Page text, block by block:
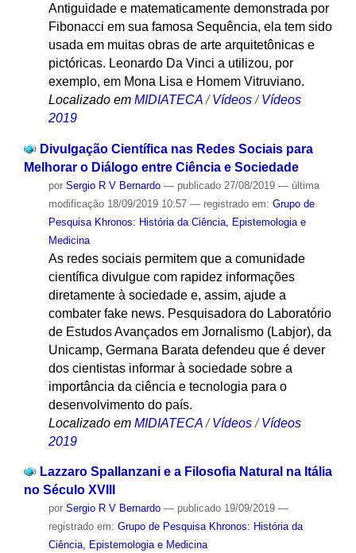
Antiguidade e matematicamente demonstrada por
Fibonacci em sua famosa Sequência, ela tem sido
usada em muitas obras de arte arquitetônicas e
pictóricas. Leonardo Da Vinci a utilizou, por
exemplo, em Mona Lisa e Homem Vitruviano.
Localizado em MIDIATECA /Vídeos /Vídeos
2019
Divulgação Científica nas Redes Sociais para
Melhorar o Diálogo entre Ciência e Sociedade
por Sergio R V Bernardo — publicado27/08/2019 — última
modificação18/09/2019 10:57 — registrado em: Grupo de
Pesquisa Khronos: História da Ciência, Epistemologia e
Medicina
As redes sociais permitem que a comunidade
científica divulgue com rapidez informações
diretamente à sociedade e, assim, ajude a
combater fake news. Pesquisadora do Laboratório
de Estudos Avançados em Jornalismo (Labjor), da
Unicamp, Germana Barata defendeu que é dever
dos cientistas informar à sociedade sobre a
importância da ciência e tecnologia para o
desenvolvimento do país.
Localizado em MIDIATECA /Vídeos /Vídeos
2019
Lazzaro Spallanzani e a Filosofia Natural na Itália
no Século XVIII
por Sergio R V Bernardo — publicado19/09/2019 —
registrado em: Grupo de Pesquisa Khronos: História da
Ciência, Epistemologia e Medicina